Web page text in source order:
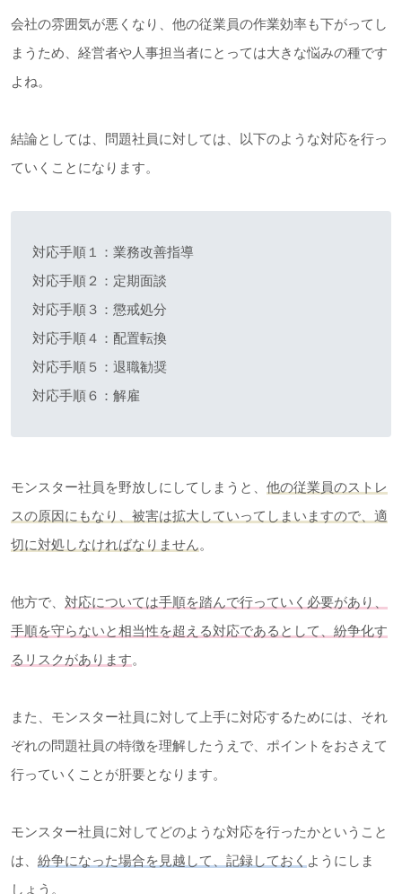
会社の雰囲気が悪くなり、他の従業員の作業効率も下がってし
まうため、経営者や人事担当者にとっては大きな悩みの種です
よね。
結論としては、問題社員に対しては、以下のような対応を行っ
ていくことになります。
対応手順１：業務改善指導
対応手順２：定期面談
対応手順３：懲戒処分
対応手順４：配置転換
対応手順５：退職勧奨
対応手順６：解雇
モンスター社員を野放しにしてしまうと、 他の従業員のストレ
スの原因にもなり、被害は拡大していってしまいますので、適
切に対処しなければなりません。
他方で、 対応については手順を踏んで行っていく必要があり、
手順を守らないと相当性を超える対応であるとして、紛争化す
るリスクがあります。
また、モンスター社員に対して上手に対応するためには、それ
ぞれの問題社員の特徴を理解したうえで、ポイントをおさえて
行っていくことが肝要となります。
モンスター社員に対してどのような対応を行ったかということ
は、 紛争になった場合を見越して、記録しておく ようにしま
しょう。